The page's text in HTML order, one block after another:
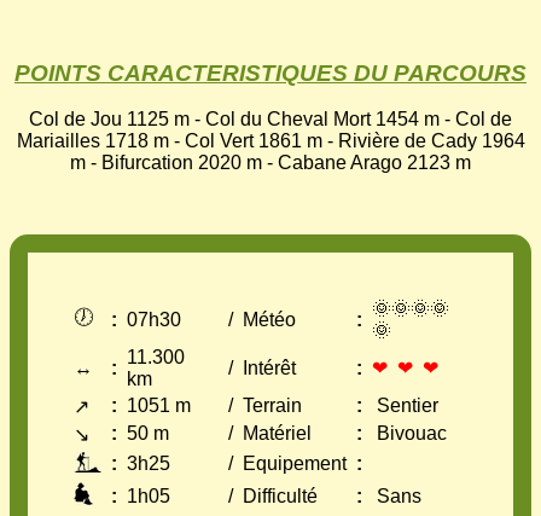
POINTS CARACTERISTIQUES DU PARCOURS
Col de Jou 1125 m - Col du Cheval Mort 1454 m - Col de
Mariailles 1718 m - Col Vert 1861 m - Rivière de Cady 1964
m - Bifurcation 2020 m - Cabane Arago 2123 m
🕖 : 07h30 / Météo :
🌞🌞🌞🌞
🌞
↔
:
11.300
km
/ Intérêt : ❤ ❤ ❤
↗
: 1051 m / Terrain :
Sentier
↘
: 50 m / Matériel :
Bivouac
: 3h25 / Equipement :
: 1h05 / Difficulté :
Sans